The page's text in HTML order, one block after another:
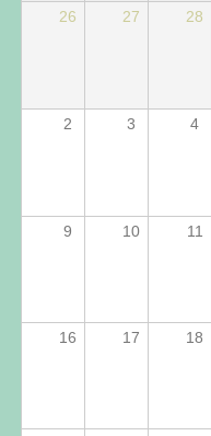
26
27 28
2 3 4
9 10 11
16 17 18